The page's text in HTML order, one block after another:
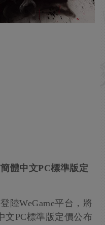
體中文PC標準版定
陸WeGame平台，將
文PC標準版定價公布